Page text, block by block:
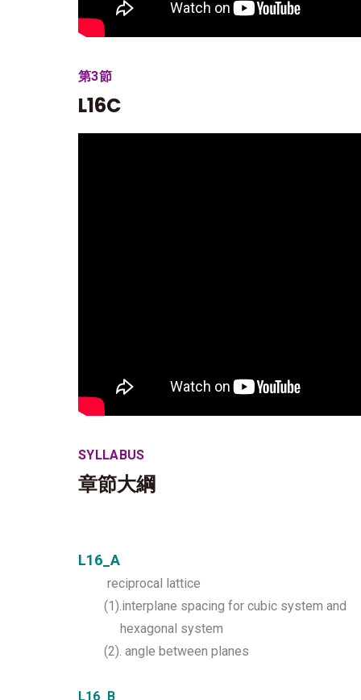
第3節
L16C
SYLLABUS
章節大綱
L16_A
reciprocal lattice
(1).interplane spacing for cubic system and
hexagonal system
(2). angle between planes
L16_B